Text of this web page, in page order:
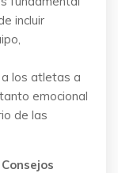
incluir
los atletas a
emocional
de las